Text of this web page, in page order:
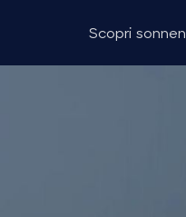
Scopri sonnen